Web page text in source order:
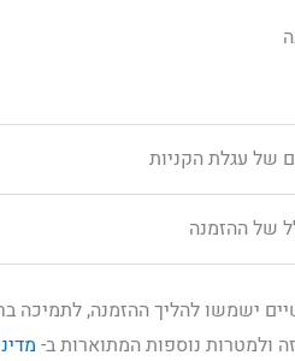
של עגלת הקניות
של ההזמנה
ישמשו להליך ההזמנה, לתמיכה
ולמטרות נוספות המתוארות ב-